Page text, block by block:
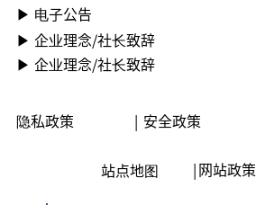
▶ ︎电子公告
▶ ︎︎企业理念/社长致辞
▶ ︎︎企业理念/社长致辞
站点地图 网站政策
|
隐私政策 安全政策
|